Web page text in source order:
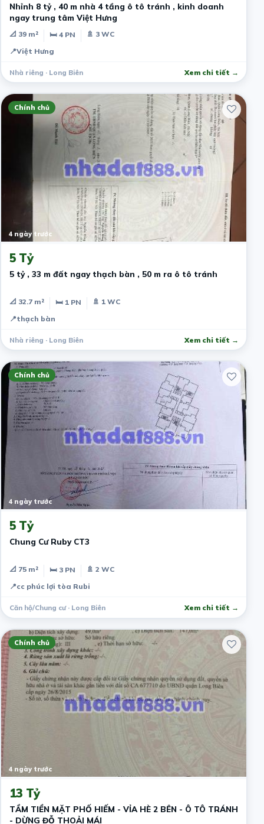
Nhỉnh 8 tỷ , 40 m nhà 4 tầng ô tô tránh , kinh doanh
ngay trung tâm Việt Hưng
📐 39 m² 🛏 4 PN
🚿 3 WC
📍Việt Hưng
Nhà riêng · Long Biên Xem chi tiết →
Chính chủ
4 ngày trước
5 Tỷ
5 tỷ , 33 m đất ngay thạch bàn , 50 m ra ô tô tránh
📐 32.7 m² 🛏 1 PN
🚿 1 WC
📍thạch bàn
Nhà riêng · Long Biên Xem chi tiết →
Chính chủ
4 ngày trước
5 Tỷ
Chung Cư Ruby CT3
📐 75 m² 🛏 3 PN
🚿 2 WC
📍cc phúc lợi tòa Rubi
Căn hộ/Chung cư · Long Biên Xem chi tiết →
Chính chủ
4 ngày trước
13 Tỷ
TẦM TIỀN MẶT PHỐ HIẾM - VỈA HÈ 2 BÊN - Ô TÔ TRÁNH
- DỪNG ĐỖ THOẢI MÁI